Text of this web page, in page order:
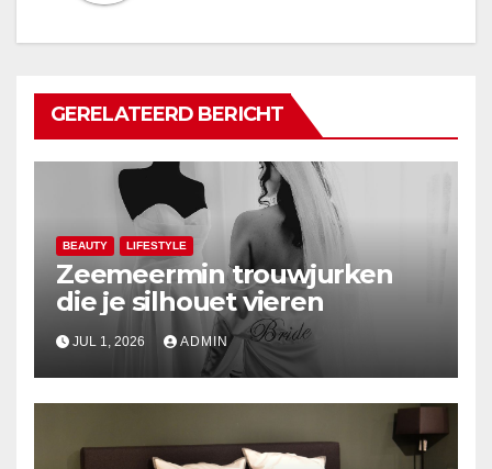
GERELATEERD BERICHT
BEAUTY LIFESTYLE
Zeemeermin trouwjurken
die je silhouet vieren
JUL 1, 2026 ADMIN